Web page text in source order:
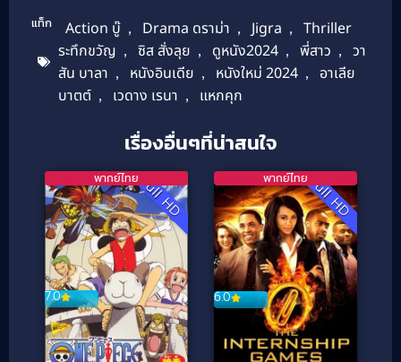
แท็ก Action บู๊ , Drama ดราม่า , Jigra ,
Thriller
ระทึกขวัญ , ซิส สั่งลุย , ดูหนัง2024 , พี่สาว ,
วา
สัน บาลา , หนังอินเดีย , หนังใหม่ 2024 ,
อาเลีย
บาตต์ , เวดาง เรนา , แหกคุก
เรื่องอื่นๆที่น่าสนใจ
Full HD
7.0
พากย์ไทย Full HD
6.0
พากย์ไทย